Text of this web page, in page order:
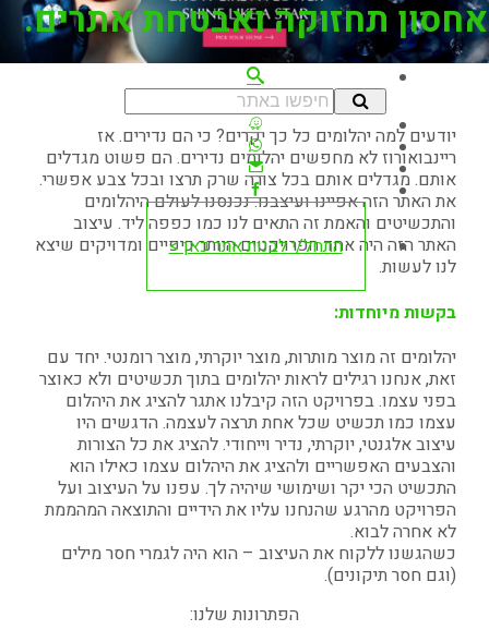
אחסון תחזוקה ואבטחת אתרים.
התחל/י לבנות אתר כאן >
הפתרונות שלנו:
יעדים ומטרת הלקוח:
יודעים למה יהלומים כל כך יקרים? כי הם נדירים. אז
ריינבואורוז לא מחפשים יהלומים נדירים. הם פשוט מגדלים
אותם. מגדלים אותם בכל צורה שרק תרצו ובכל צבע אפשרי.
את האתר הזה אפיינו ועיצבנו. נכנסנו לעולם היהלומים
והתכשיטים והאמת זה התאים לנו כמו כפפה ליד. עיצוב
האתר הזה היה אחד הפרויקטים היותר כיפיים ומדויקים שיצא
לנו לעשות.
בקשות מיוחדות:
יהלומים זה מוצר מותרות, מוצר יוקרתי, מוצר רומנטי. יחד עם
זאת, אנחנו רגילים לראות יהלומים בתוך תכשיטים ולא כאוצר
בפני עצמו. בפרויקט הזה קיבלנו אתגר להציג את היהלום
עצמו כמו תכשיט שכל אחת תרצה לעצמה. הדגשים היו
עיצוב אלגנטי, יוקרתי, נדיר וייחודי. להציג את כל הצורות
והצבעים האפשריים ולהציג את היהלום עצמו כאילו הוא
התכשיט הכי יקר ושימושי שיהיה לך. עפנו על העיצוב ועל
הפרויקט מהרגע שהנחנו עליו את הידיים והתוצאה המהממת
לא אחרה לבוא.
כשהגשנו ללקוח את העיצוב – הוא היה לגמרי חסר מילים
(וגם חסר תיקונים).